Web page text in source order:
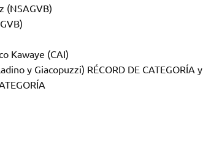
(NSAGVB)
Kawaye (CAI)
y Giacopuzzi) RÉCORD DE CATEGORÍA y